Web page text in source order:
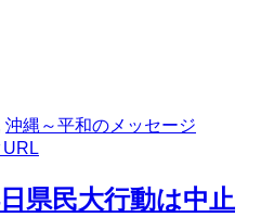
沖縄～平和のメッセージ
URL
県民大行動は中止